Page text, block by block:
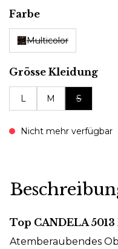
Farbeauswählen
Multicolor
Grösse Kleidung
L M S
Nicht mehr verfügbar
Top CANDELA
Atemberaubendes